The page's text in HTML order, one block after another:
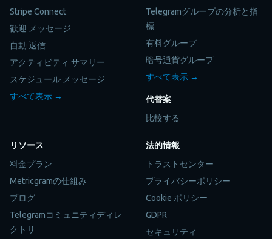
Stripe Connect
歓迎 メッセージ
自動 返信
アクティビティ サマリー
スケジュール メッセージ
すべて表示 →
Telegramグループの分析と指
標
有料グループ
暗号通貨グループ
すべて表示 →
代替案
比較する
リソース
料金プラン
Metricgramの仕組み
ブログ
Telegramコミュニティディレ
クトリ
法的情報
トラストセンター
プライバシーポリシー
Cookie ポリシー
GDPR
セキュリティ